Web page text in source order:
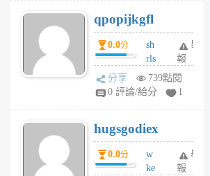
6
個
月
前
qpopijkgfl
0.0分
sh
rls
k
m
6
個
月
前
舉
報
分享
739點閱
0 評論/給分
1
hugsgodiex
0.0分
w
ke
舉
報